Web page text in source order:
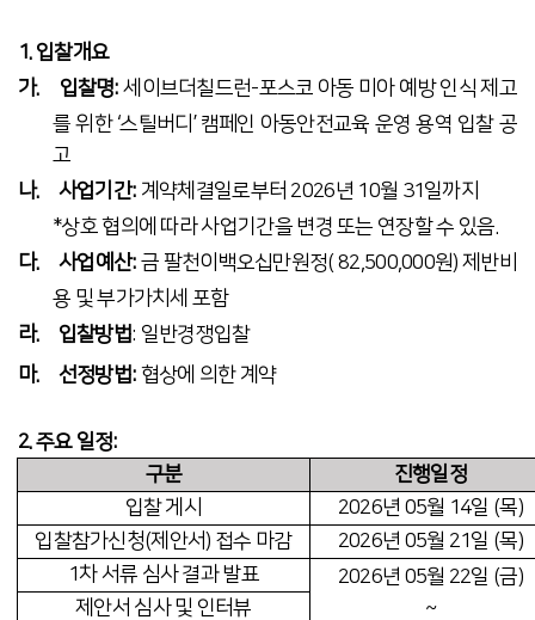
1. 입찰개요
가.
입찰명: 세이브더칠드런-포스코 아동 미아 예방 인식 제고
를 위한 ‘스틸버디’ 캠페인 아동안전교육 운영 용역 입찰 공
고
나.
사업기간: 계약체결일로부터 2026년 10월 31일까지
*상호 협의에 따라 사업기간을 변경 또는 연장할 수 있음.
다.
사업예산: 금 팔천이백오십만원정( 82,500,000원) 제반비
용 및 부가가치세 포함
라.
입찰방법: 일반경쟁입찰
마.
선정방법: 협상에 의한 계약
2. 주요 일정:
구분
진행일정
입찰 게시
2026년 05월 14일 (목)
입찰참가신청(제안서) 접수 마감
2026년 05월 21일 (목)
1차 서류 심사 결과 발표 2026년 05월 22일 (금)
~
제안서 심사 및 인터뷰